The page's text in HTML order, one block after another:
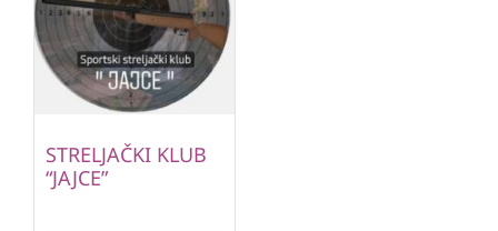
STRELJAČKI KLUB
“JAJCE”